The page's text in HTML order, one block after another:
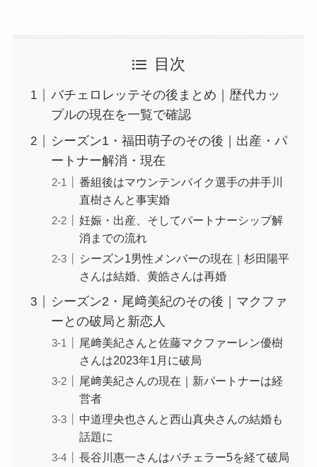
目次
バチェロレッテその後まとめ｜歴代カッ
プルの現在を一覧で確認
シーズン1・福田萌子のその後｜出産・パ
ートナー解消・現在
番組後はマウンテンバイク選手の井手川
直樹さんと事実婚
妊娠・出産、そしてパートナーシップ解
消までの流れ
シーズン1男性メンバーの現在｜杉田陽平
さんは結婚、黄皓さんは再婚
シーズン2・尾﨑美紀のその後｜マクファ
ーとの破局と新恋人
尾﨑美紀さんと佐藤マクファーレン優樹
さんは2023年1月に破局
尾﨑美紀さんの現在｜新パートナーは経
営者
中道理央也さんと西山真央さんの結婚も
話題に
長谷川惠一さんはバチェラー5を経て破局